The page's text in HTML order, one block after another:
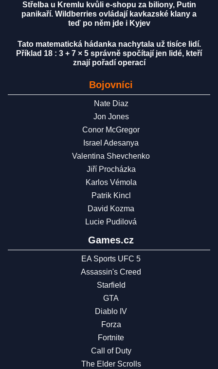
Střelba u Kremlu kvůli e-shopu za biliony, Putin
panikaří. Wildberries ovládají kavkazské klany a
teď po něm jde i Kyjev
Tato matematická hádanka nachytala už tisíce lidí.
Příklad 18 : 3 + 7 × 5 správně spočítají jen lidé, kteří
znají pořadí operací
Bojovníci
Nate Diaz
Jon Jones
Conor McGregor
Israel Adesanya
Valentina Shevchenko
Jiří Procházka
Karlos Vémola
Patrik Kincl
David Kozma
Lucie Pudilová
Games.cz
EA Sports UFC 5
Assassin's Creed
Starfield
GTA
Diablo IV
Forza
Fortnite
Call of Duty
The Elder Scrolls